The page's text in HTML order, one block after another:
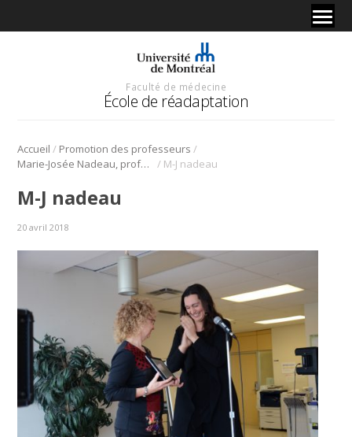
Faculté de médecine
École de réadaptation
Accueil / Promotion des professeurs /
Marie-Josée Nadeau, professeure adjointe de clinique en physiothérapie gagne le prix Atlas 2018
/ M-J nadeau
M-J nadeau
20 avril 2018